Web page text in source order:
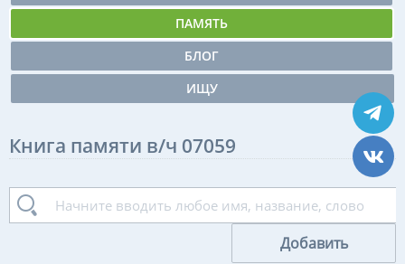
ПАМЯТЬ
БЛОГ
ИЩУ
Книга памяти в/ч 07059
Добавить